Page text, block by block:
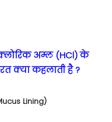
अम्ल (HCl) के
क्या कहलाती है ?
Lining)